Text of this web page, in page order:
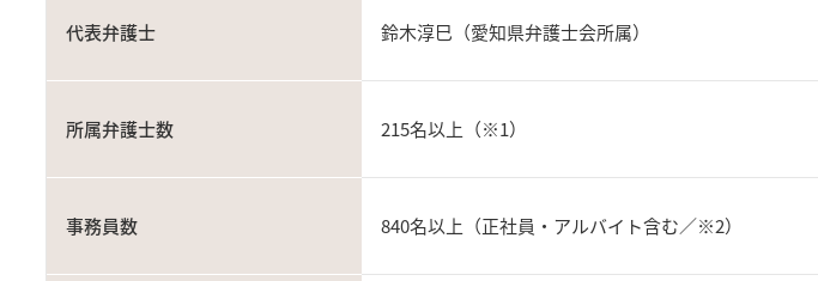
代表弁護士 鈴木淳巳（愛知県弁護士会所属）
所属弁護士数 215名以上（※1）
事務員数 840名以上（正社員・アルバイト含む／※2）